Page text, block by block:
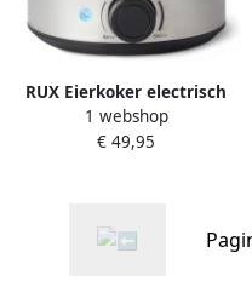
RUX Eierkoker electrisch
Eierkoker met timer Zwart
‎‎20cm x 20cm x 20cm; 605 g
1 webshop
€ 49,95